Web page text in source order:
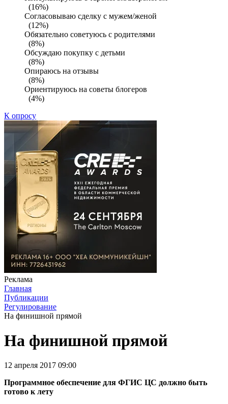
(16%)
Согласовываю сделку с мужем/женой
(12%)
Обязательно советуюсь с родителями
(8%)
Обсуждаю покупку с детьми
(8%)
Опираюсь на отзывы
(8%)
Ориентируюсь на советы блогеров
(4%)
К опросу
Реклама
Главная
Публикации
Регулирование
На финишной прямой
На финишной прямой
12 апреля 2017 09:00
Программное обеспечение для ФГИС ЦС должно быть
готово к лету